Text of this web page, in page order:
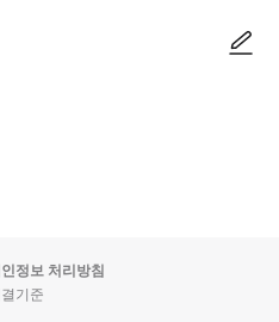
정보 처리방침
기준